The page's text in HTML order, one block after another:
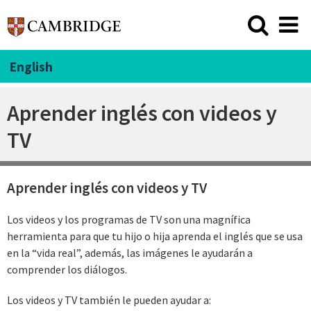
English
Aprender inglés con videos y
TV
Aprender inglés con videos y TV
Los videos y los programas de TV son una magnífica
herramienta para que tu hijo o hija aprenda el inglés que se usa
en la “vida real”, además, las imágenes le ayudarán a
comprender los diálogos.
Los videos y TV también le pueden ayudar a: